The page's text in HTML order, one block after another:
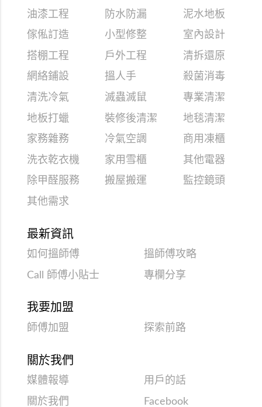
油漆工程
防水防漏
泥水地板
傢俬訂造
小型修整
室內設計
搭棚工程
戶外工程
清拆還原
網絡鋪設
搵人手
殺菌消毒
清洗冷氣
滅蟲滅鼠
專業清潔
地板打蠟
裝修後清潔
地毯清潔
家務雜務
冷氣空調
商用凍櫃
洗衣乾衣機
家用雪櫃
其他電器
除甲醛服務
搬屋搬運
監控鏡頭
其他需求
最新資訊
如何搵師傅
搵師傅攻略
Call 師傅小貼士
專欄分享
我要加盟
師傅加盟 探索前路
關於我們
媒體報導
用戶的話
關於我們
Facebook